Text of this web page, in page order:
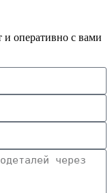
и оперативно с вами